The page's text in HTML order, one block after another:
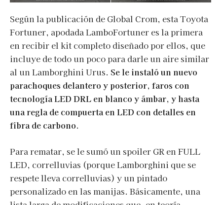
Según la publicación de Global Crom, esta Toyota
Fortuner, apodada LamboFortuner es la primera
en recibir el kit completo diseñado por ellos, que
incluye de todo un poco para darle un aire similar
al un Lamborghini Urus. Se le instaló un nuevo
parachoques delantero y posterior, faros con
tecnología LED DRL en blanco y ámbar, y hasta
una regla de compuerta en LED con detalles en
fibra de carbono.
Para rematar, se le sumó un spoiler GR en FULL
LED, correlluvias (porque Lamborghini que se
respete lleva correlluvias) y un pintado
personalizado en las manijas. Básicamente, una